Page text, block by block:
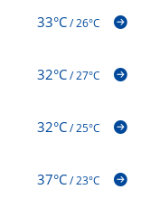
33°C/26°C
32°C/27°C
32°C/25°C
37°C/23°C